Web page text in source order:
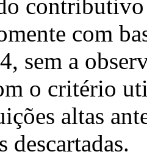
com
sem a
o critério
altas
descartadas.